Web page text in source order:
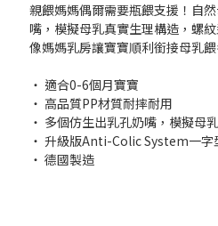
親餵媽媽偶爾需要瓶餵支援！自
嘴，模擬母乳真實生理構造，螺
像媽媽乳房讓寶寶順利銜接母乳
‧ 適合0-6個月寶寶
‧ 高品質PP材質耐摔耐用
‧ 多個仿生出乳孔奶嘴，模擬母
‧ 升級版Anti-Colic System一字
‧ 德國製造